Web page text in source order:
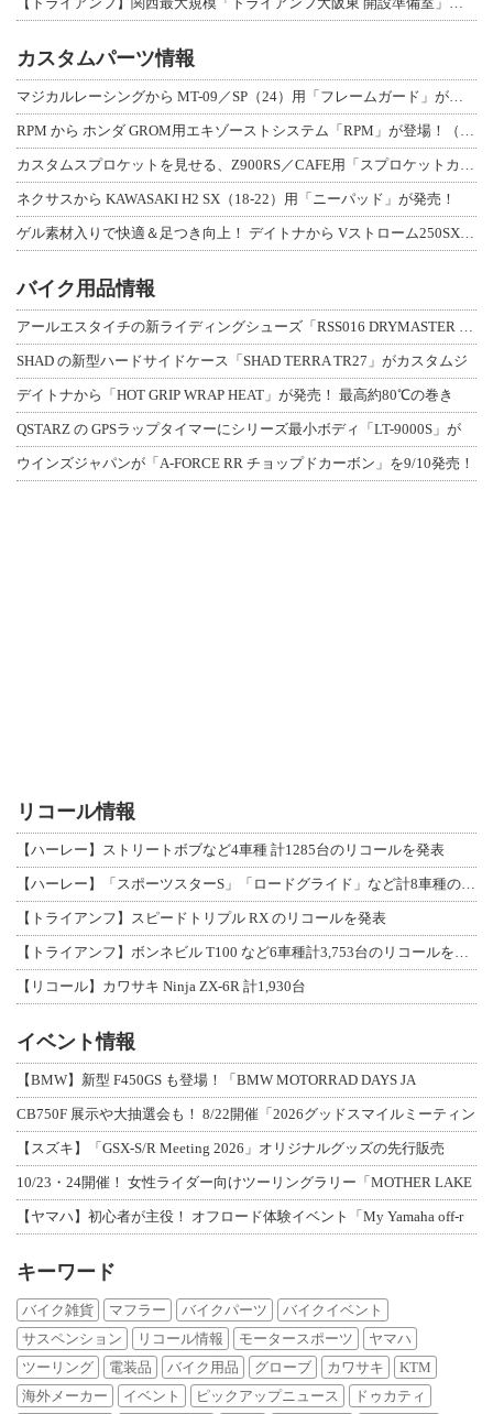
カスタムパーツ情報
マジカルレーシングから MT-09／SP（24）用「フレームガード」が登場！
RPM から ホンダ GROM用エキゾーストシステム「RPM」が登場！（動画あり
カスタムスプロケットを見せる、Z900RS／CAFE用「スプロケットカバーフルキ
ネクサスから KAWASAKI H2 SX（18-22）用「ニーパッド」が発売！
ゲル素材入りで快適＆足つき向上！ デイトナから Vストローム250SX用「快適ロ
バイク用品情報
アールエスタイチの新ライディングシューズ「RSS016 DRYMASTER スト
SHAD の新型ハードサイドケース「SHAD TERRA TR27」がカスタムジ
デイトナから「HOT GRIP WRAP HEAT」が発売！ 最高約80℃の巻き
QSTARZ の GPSラップタイマーにシリーズ最小ボディ「LT-9000S」が
ウインズジャパンが「A-FORCE RR チョップドカーボン」を9/10発売！
リコール情報
【ハーレー】ストリートボブなど4車種 計1285台のリコールを発表
【ハーレー】「スポーツスターS」「ロードグライド」など計8車種のリコールを発表
【トライアンフ】スピードトリプル RX のリコールを発表
【トライアンフ】ボンネビル T100 など6車種計3,753台のリコールを発表
【リコール】カワサキ Ninja ZX-6R 計1,930台
イベント情報
【BMW】新型 F450GS も登場！「BMW MOTORRAD DAYS JA
CB750F 展示や大抽選会も！ 8/22開催「2026グッドスマイルミーティン
【スズキ】「GSX-S/R Meeting 2026」オリジナルグッズの先行販売
10/23・24開催！ 女性ライダー向けツーリングラリー「MOTHER LAKE
【ヤマハ】初心者が主役！ オフロード体験イベント「My Yamaha off-r
キーワード
バイク雑貨 マフラー バイクパーツ
バイクイベント
サスペンション
リコール情報 モータースポーツ
ヤマハ
ツーリング
電装品 バイク用品 グローブ カワサキ
KTM
海外メーカー
イベント ピックアップニュース ドゥカティ